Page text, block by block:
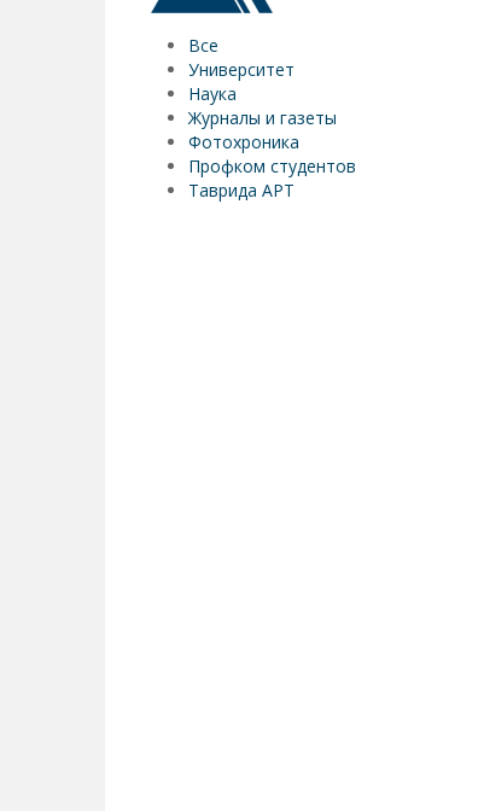
Все
Университет
Наука
Журналы и газеты
Фотохроника
Профком студентов
Таврида АРТ